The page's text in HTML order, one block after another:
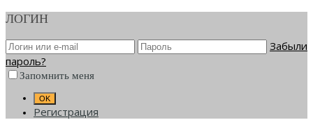
ЛОГИН
Забыли
пароль?
Запомнить меня
Регистрация